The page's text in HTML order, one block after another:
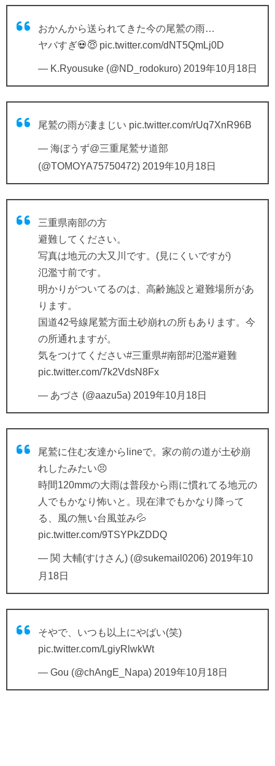
おかんから送られてきた今の尾鷲の雨…
ヤバすぎ💀😇 pic.twitter.com/dNT5QmLj0D
— K.Ryousuke (@ND_rodokuro) 2019年10月18日
尾鷲の雨が凄まじい pic.twitter.com/rUq7XnR96B
— 海ぼうず@三重尾鷲サ道部
(@TOMOYA75750472) 2019年10月18日
三重県南部の方
避難してください。
写真は地元の大又川です。(見にくいですが)
氾濫寸前です。
明かりがついてるのは、高齢施設と避難場所があ
ります。
国道42号線尾鷲方面土砂崩れの所もあります。今
の所通れますが。
気をつけてください#三重県#南部#氾濫#避難
pic.twitter.com/7k2VdsN8Fx
— あづさ (@aazu5a) 2019年10月18日
尾鷲に住む友達からlineで。家の前の道が土砂崩
れしたみたい😣
時間120mmの大雨は普段から雨に慣れてる地元の
人でもかなり怖いと。現在津でもかなり降って
る、風の無い台風並み💦
pic.twitter.com/9TSYPkZDDQ
— 関 大輔(すけさん) (@sukemail0206) 2019年10
月18日
そやで、いつも以上にやばい(笑)
pic.twitter.com/LgiyRlwkWt
— Gou (@chAngE_Napa) 2019年10月18日